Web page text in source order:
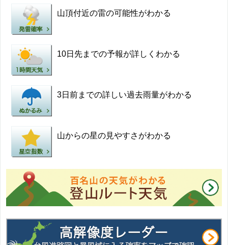
山頂付近の雷の可能性がわかる
10日先までの予報が詳しくわかる
3日前までの詳しい過去雨量がわかる
山からの星の見やすさがわかる